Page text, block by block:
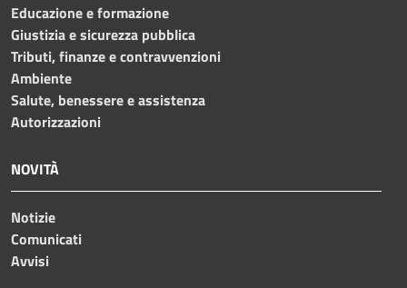
Educazione e formazione
Giustizia e sicurezza pubblica
Tributi, finanze e contravvenzioni
Ambiente
Salute, benessere e assistenza
Autorizzazioni
NOVITÀ
Notizie
Comunicati
Avvisi